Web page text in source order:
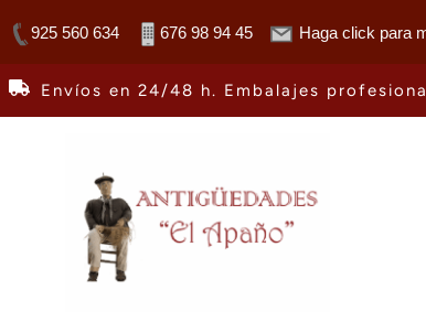
925 560 634 676 98 94 45 Haga click para
Envíos en 24/48 h. Embalajes